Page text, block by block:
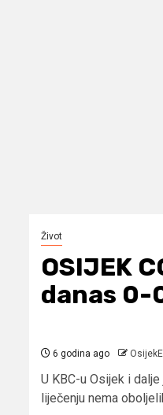
Život
OSIJEK
danas 0-
6 godina ago
U KBC-u Osijek i
liječenju nema